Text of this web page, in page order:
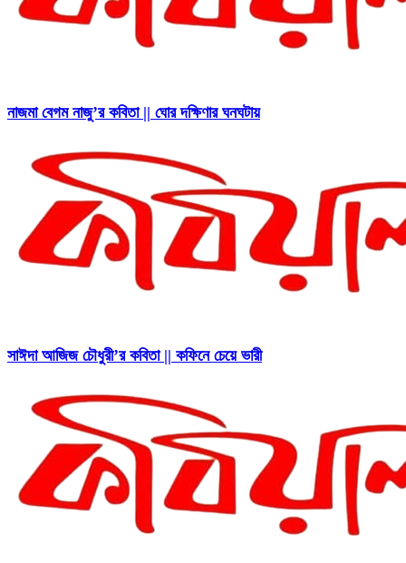
নাজমা বেগম নাজু’র কবিতা || ঘোর দক্ষিণার ঘনঘটায়
সাঈদা আজিজ চৌধুরী’র কবিতা || কফিনে চেয়ে ভারী